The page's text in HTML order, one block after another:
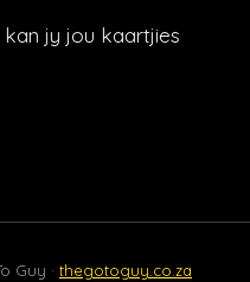
jy jou kaartjies
Guy · thegotoguy.co.za